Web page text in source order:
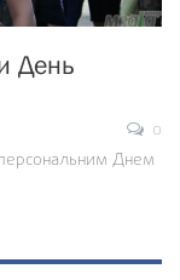
День
0
Днем